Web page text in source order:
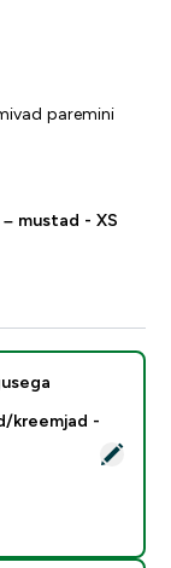
paremini
mustad - XS
kõrgusega
kreemjad -